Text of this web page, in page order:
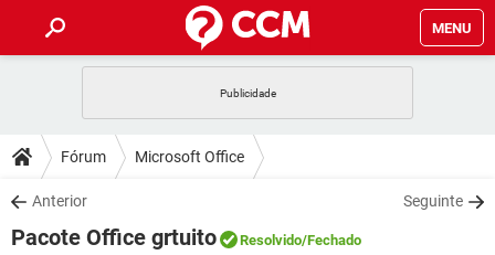
MENU
CELULAR
OUTLOOK
INSTAGRAM GMAIL
DICAS
JOGOS
DOWNLOADS
JOGOS WHATSAPP
Fórum Microsoft Office
Anterior Seguinte
Pacote Office grtuito Resolvido/Fechado